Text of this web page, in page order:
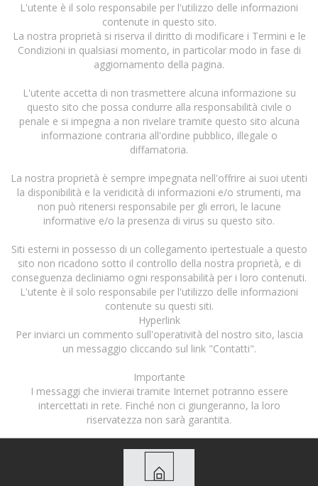
L'utente è il solo responsabile per l'utilizzo delle informazioni
contenute in questo sito.
La nostra proprietà si riserva il diritto di modificare i Termini e le
Condizioni in qualsiasi momento, in particolar modo in fase di
aggiornamento della pagina.
L'utente accetta di non trasmettere alcuna informazione su
questo sito che possa condurre alla responsabilità civile o
penale e si impegna a non rivelare tramite questo sito alcuna
informazione contraria all'ordine pubblico, illegale o
diffamatoria.
La nostra proprietà è sempre impegnata nell'offrire ai suoi utenti
la disponibilità e la veridicità di informazioni e/o strumenti, ma
non può ritenersi responsabile per gli errori, le lacune
informative e/o la presenza di virus su questo sito.
Siti esterni in possesso di un collegamento ipertestuale a questo
sito non ricadono sotto il controllo della nostra proprietà, e di
conseguenza decliniamo ogni responsabilità per i loro contenuti.
L'utente è il solo responsabile per l'utilizzo delle informazioni
contenute su questi siti.
Hyperlink
Per inviarci un commento sull'operatività del nostro sito, lascia
un messaggio cliccando sul link "Contatti".
Importante
I messaggi che invierai tramite Internet potranno essere
intercettati in rete. Finché non ci giungeranno, la loro
riservatezza non sarà garantita.